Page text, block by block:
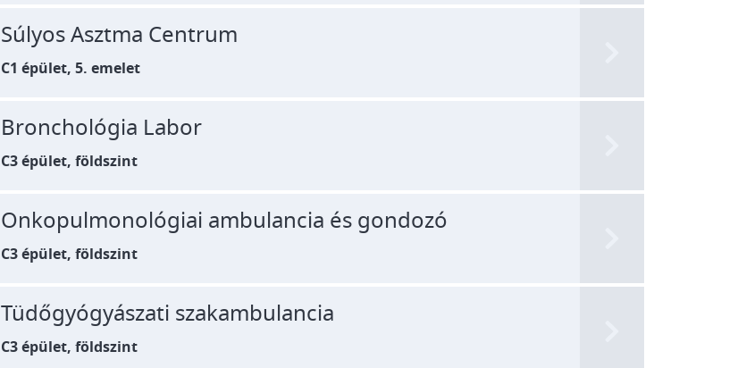
Súlyos Asztma Centrum
C1 épület, 5. emelet
Bronchológia Labor
C3 épület, földszint
Onkopulmonológiai ambulancia és gondozó
C3 épület, földszint
Tüdőgyógyászati szakambulancia
C3 épület, földszint